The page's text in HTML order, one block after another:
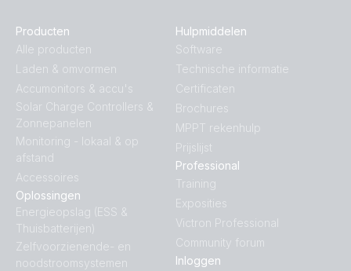
Producten
Alle producten
Laden & omvormen
Accumonitors & accu's
Solar Charge Controllers &
Zonnepanelen
Monitoring - lokaal & op
afstand
Accessoires
Oplossingen
Energieopslag (ESS &
Thuisbatterijen)
Zelfvoorzienende- en
noodstroomsystemen
Hulpmiddelen
Software
Technische informatie
Certificaten
Brochures
MPPT rekenhulp
Prijslijst
Professional
Training
Exposities
Victron Professional
Community forum
Inloggen